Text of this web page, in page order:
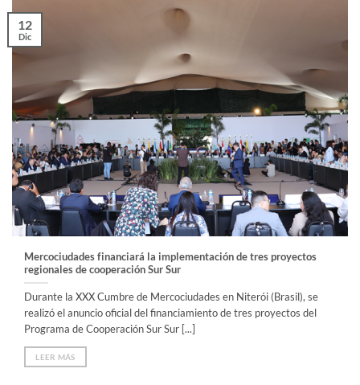
Mercociudades financiará la implementación de tres proyectos
regionales de cooperación Sur Sur
Durante la XXX Cumbre de Mercociudades en Niterói (Brasil), se
realizó el anuncio oficial del financiamiento de tres proyectos del
Programa de Cooperación Sur Sur [...]
LEER MÁS
12
Dic